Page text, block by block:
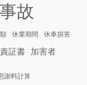
故
休業期間 休車損害
証書 加害者
謝料計算